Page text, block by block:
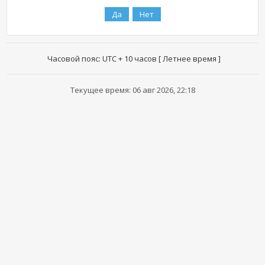
Часовой пояс: UTC + 10 часов [ Летнее время ]
Текущее время: 06 авг 2026, 22:18